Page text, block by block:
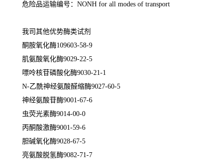
危险品运输编号：NONH for all modes of transport
我司其他优势酶类试剂
酮胺氧化酶109603-58-9
肌氨酸氧化酶9029-22-5
嘌呤核苷磷酸化酶9030-21-1
N-乙酰神经氨酸醛缩酶9027-60-5
神经氨酸苷酶9001-67-6
虫荧光素酶9014-00-0
丙酮酸激酶9001-59-6
胆碱氧化酶9028-67-5
亮氨酸脱氢酶9082-71-7